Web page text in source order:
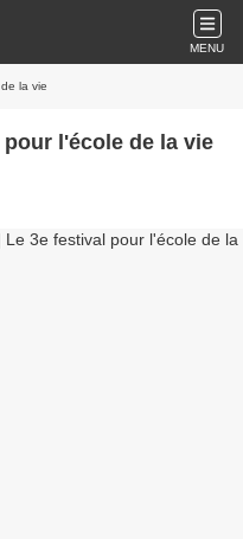
MENU
la vie
l'école de la vie